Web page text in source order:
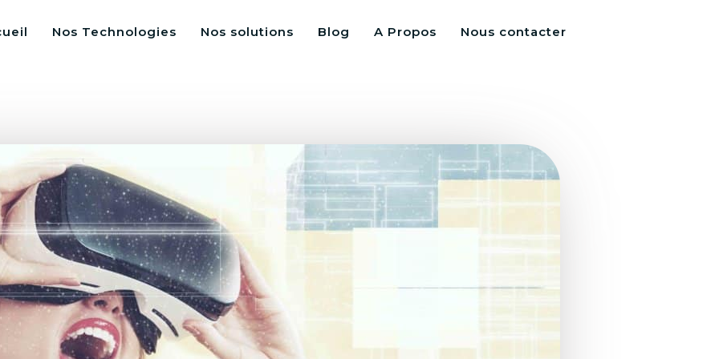
Nos Technologies Nos solutions Blog A Propos Nous contacter